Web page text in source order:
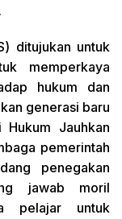
ditujukan untuk
memperkaya
hukum dan
generasi baru
Jauhkan
pemerintah
penegakan
jawab moril
pelajar untuk